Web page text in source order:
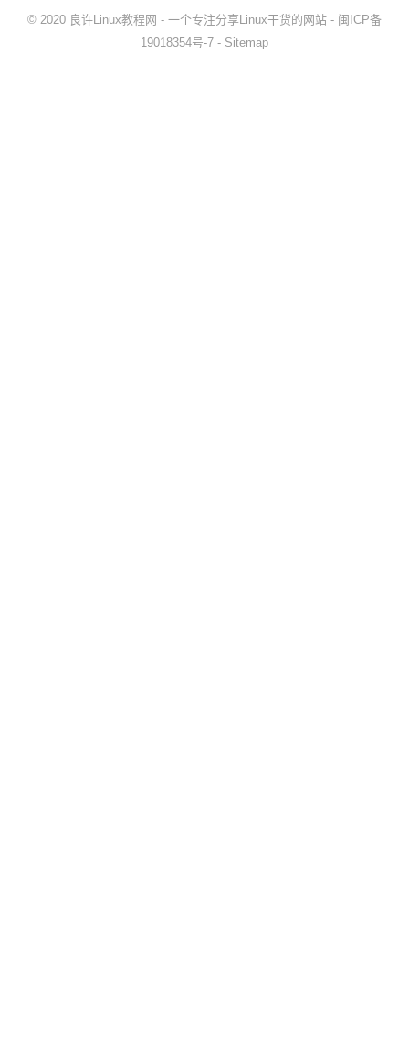
© 2020 良许Linux教程网 - 一个专注分享Linux干货的网站 - 闽ICP备
19018354号-7 - Sitemap